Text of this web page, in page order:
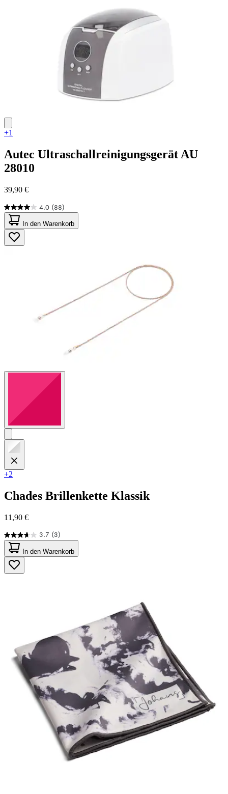
+1
Autec Ultraschallreinigungsgerät AU
28010
39,90 €
4.0 (88)
4.0
von
5
Sternen.
88
In den Warenkorb
+2
Chades Brillenkette Klassik
11,90 €
3.7 (3)
3.7
von
5
Sternen.
3
In den Warenkorb